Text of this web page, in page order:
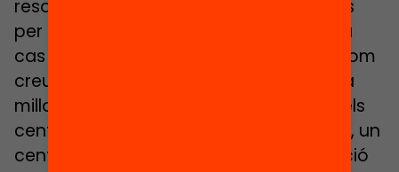
resoltes i que ara mateix tens dificultats
per poder-ho tenir ben resolt. I en el teu
cas afegeixo com un extra que és dir, com
creus o quina creus que hauria de ser la
millor manera perquè es relacionessin els
centres educatius, en aquest cas el teu, un
centre com el vostre, amb l’administració